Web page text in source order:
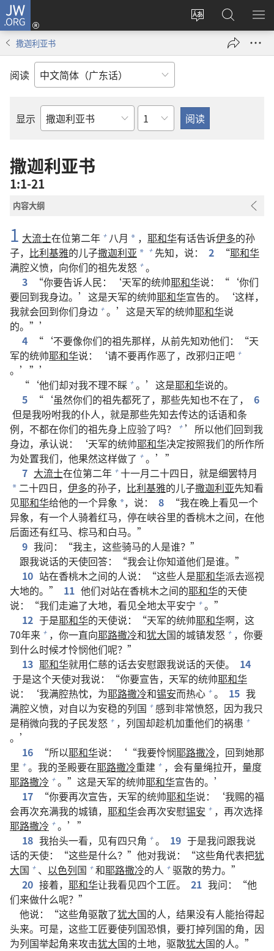
JW.ORG
更
登
录
（打
搜
索
JW.ORG
显
撒迦利亚书
阅读
显示
圣
经
卷
章
撒迦利亚书
1:1-21
内容大纲
1 大流士在位第二年 + 八月 * ， 耶和华有话告诉伊多的孙
子， 比利基雅的儿子撒迦利亚 * + 先知，说： 2 “耶和华
满腔义愤，向你们的祖先发怒 + 。
3
“你要告诉人民：‘天军的统帅耶和华说：“‘你们
要回到我身边。’这是天军的统帅耶和华宣告的。‘这样，
我就会回到你们身边 + 。’这是天军的统帅耶和华说
的。”’
4
“‘不要像你们的祖先那样，从前先知劝他们：“天
军的统帅耶和华说：‘请不要再作恶了，改邪归正吧 +
。’”’
“‘他们却对我不理不睬 + 。’这是耶和华说的。
5
“‘虽然你们的祖先都死了，那些先知也不在了，
6
但是我吩咐我的仆人，就是那些先知去传达的话语和条
例，不都在你们的祖先身上应验了吗？
+ ’所以他们回到我
身边，承认说：‘天军的统帅耶和华决定按照我们的所作所
为处置我们，他果然这样做了 + 。’”
7 大流士在位第二年 + 十一月二十四日，就是细罢特月
* 二十四日， 伊多的孙子， 比利基雅的儿子撒迦利亚先知看
见耶和华给他的一个异象 *，说： 8
“我在晚上看见一个
异象，有一个人骑着红马，停在峡谷里的香桃木之间，在他
后面还有红马、棕马和白马。”
9 我问：“我主，这些骑马的人是谁？”
跟我说话的天使回答：“我会让你知道他们是谁。”
10 站在香桃木之间的人说：“这些人是耶和华派去巡视
大地的。”
11 他们对站在香桃木之间的耶和华的天使
说：“我们走遍了大地，看见全地太平安宁 + 。”
12 于是耶和华的天使说：“天军的统帅耶和华啊，这
70年来 + ，你一直向耶路撒冷和犹大国的城镇发怒 + ，你要
到什么时候才怜悯他们呢？”
13 耶和华就用仁慈的话去安慰跟我说话的天使。
14
于是这个天使对我说：“你要宣告，天军的统帅耶和华
说：‘我满腔热忱，为耶路撒冷和锡安而热心 + 。 15 我
满腔义愤，对自以为安稳的列国 + 感到非常愤怒，因为我只
是稍微向我的子民发怒 + ，列国却趁机加重他们的祸患 +
。’
16
“所以耶和华说：‘“我要怜悯耶路撒冷，回到她那
里 + 。我的圣殿要在耶路撒冷重建 + ，会有量绳拉开，量度
耶路撒冷 + 。”这是天军的统帅耶和华宣告的。’
17
“你要再次宣告，天军的统帅耶和华说：‘我赐的福
会再次充满我的城镇， 耶和华会再次安慰锡安 + ，再次选择
耶路撒冷 + 。’”
18 我抬头一看，见有四只角 + 。 19 于是我问跟我说
话的天使：“这些是什么？”他对我说：“这些角代表把犹
大国 + 、 以色列国 + 和耶路撒冷的人 + 驱散的势力。”
20 接着， 耶和华让我看见四个工匠。 21 我问：“他
们来做什么呢？”
他说：“这些角驱散了犹大国的人，结果没有人能抬得起
头来。可是，这些工匠要使列国恐惧，要打掉列国的角，因
为列国举起角来攻击犹大国的土地，驱散犹大国的人。”